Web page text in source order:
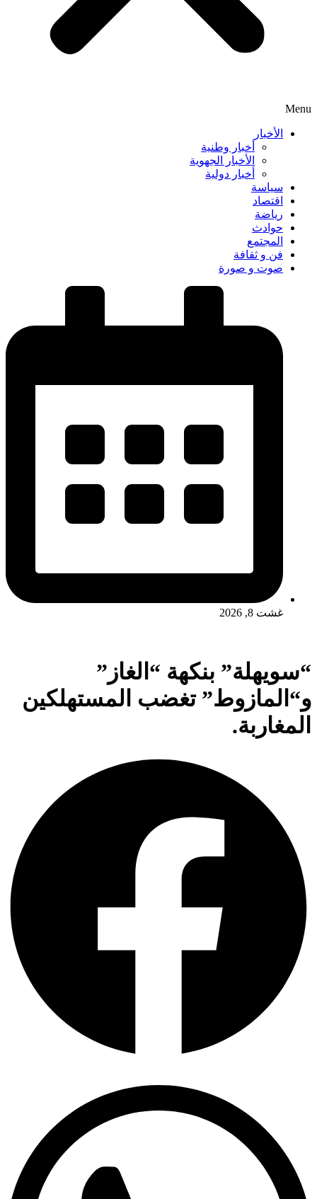
Menu
الأخبار
أخبار وطنية
الأخبار الجهوية
أخبار دولية
سياسة
اقتصاد
رياضة
حوادث
المجتمع
فن و ثقافة
صوت و صورة
غشت 8, 2026
“سويهلة” بنكهة “الغاز”
و“المازوط” تغضب المستهلكين
المغاربة.